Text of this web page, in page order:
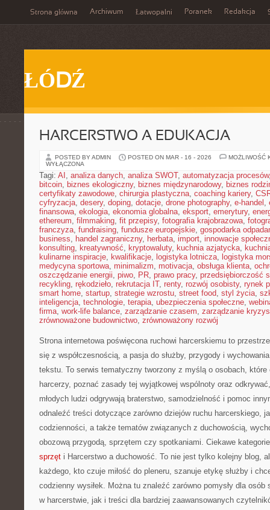
Strona główna Archiwum Łatwopalni Poranek Redakcja
ŁÓDŹ
HARCERSTWO A EDUKACJA
POSTED BY ADMIN POSTED ON MAR - 16 - 2026
MOŻLIWOŚĆ
WYŁĄCZONA
Tagi: AI , analiza danych, analiza SWOT, automatyzacja procesów
bitcoin, biznes ekologiczny, biznes międzynarodowy, biznes
certyfikaty zawodowe, chirurgia plastyczna, coaching kariery,
cyfryzacja, desery, doping, dotacje, drone photography, e-handel ,
finansowa, ekologia, ekonomia globalna, eksport, emerytury,
ethereum, filmmaking, fit przepisy, fotografia krajobrazowa,
franczyza, fundraising, fundusze europejskie, gospodarka
business, handel zagraniczny, herbata, import, innowacje
konsulting, kreatywność, kryptowaluty, kuchnia azjatycka,
kulinarne inspiracje, kwalifikacje, logistyka lotnicza, logistyka
medycyna sportowa, minimalizm, motivacja, obsługa klienta,
oszczędzanie energii, piwo, PR, prawo pracy, przedsiębiorczość
recykling, rękodzieło, rekrutacja IT, renty, rozwój osobisty, rynek
smart home, startup, strategie wzrostu, street food, styl życia,
inteligencja, technologie, terapia, ubezpieczenia społeczne,
firma, work-life balance, zarządzanie czasem, zarządzanie
zrównoważone budownictwo, zrównoważony rozwój
Strona internetowa poświęcona ruchowi harcerskiemu to
się z współczesnością, a pasja do służby, przygody i
tekstu. To serwis tematyczny tworzony z myślą o osobach,
harcerzy, poznać zasady tej wyjątkowej wspólnoty oraz
młodych ludzi odgrywają braterstwo, samodzielność i pomoc
odnaleźć treści dotyczące zarówno dziejów ruchu harcerskiego,
codzienności, a także tematów związanych z duchowością,
obozową przygodą, sprzętem czy spotkaniami. Ciekawe
sprzęt i Harcerstwo a duchowość. To nie jest tylko kolejny blog,
każdego, kto czuje miłość do pleneru, szanuje etykę służby i
codzienny wysiłek. Można tu znaleźć zarówno pomysły dla
w harcerstwie, jak i treści dla bardziej zaawansowanych